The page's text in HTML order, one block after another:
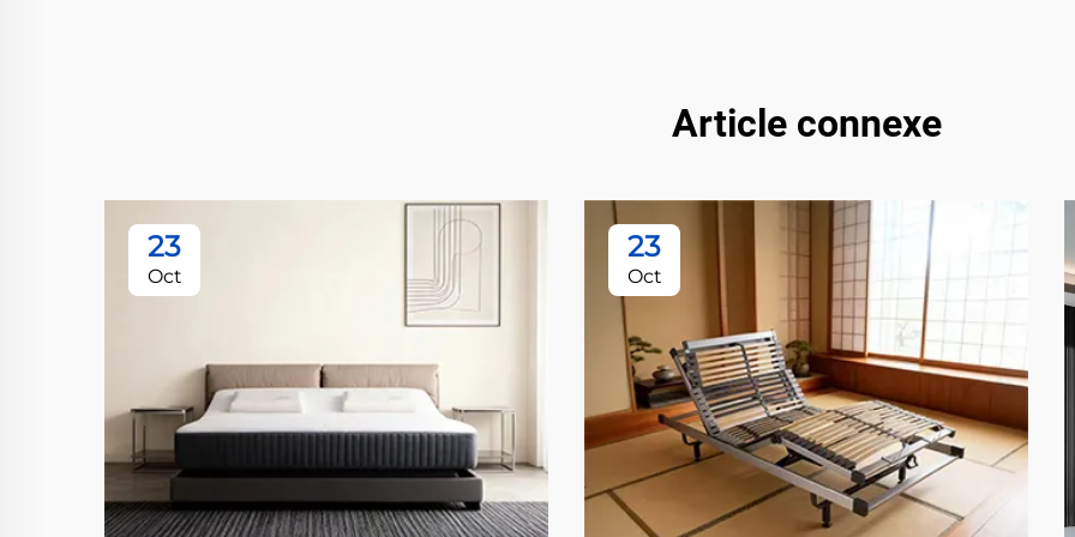
Article connexe
23
Oct
23
Oct